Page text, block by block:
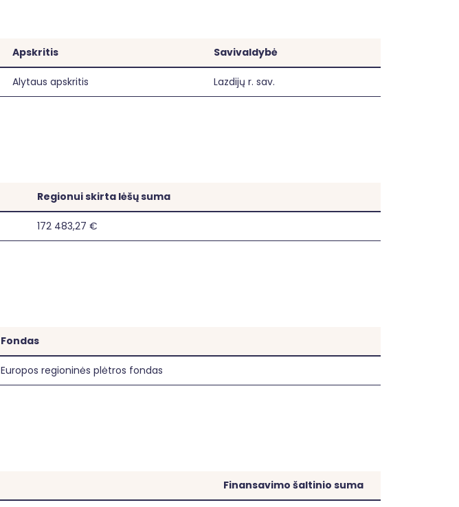
Apskritis Savivaldybė
Alytaus apskritis Lazdijų r. sav.
Regionui skirta lėšų suma
172 483,27 €
Fondas
Europos regioninės plėtros fondas
Finansavimo šaltinio suma